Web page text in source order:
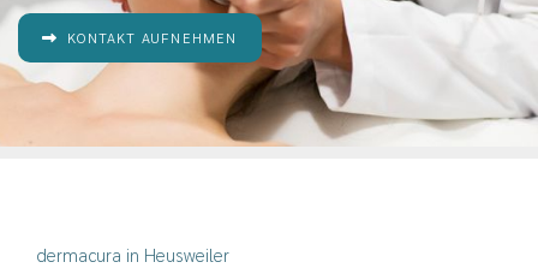
KONTAKT AUFNEHMEN
dermacura in Heusweiler